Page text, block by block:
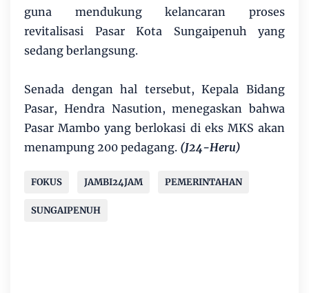
guna mendukung kelancaran proses
revitalisasi Pasar Kota Sungaipenuh yang
sedang berlangsung.
Senada dengan hal tersebut, Kepala Bidang
Pasar, Hendra Nasution, menegaskan bahwa
Pasar Mambo yang berlokasi di eks MKS akan
menampung 200 pedagang. (J24-Heru)
FOKUS JAMBI24JAM PEMERINTAHAN
SUNGAIPENUH